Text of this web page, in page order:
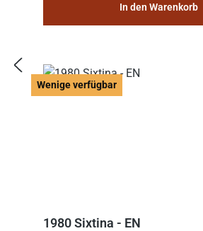
In den Warenkorb
Wenige verfügbar
1980 Sixtina - EN